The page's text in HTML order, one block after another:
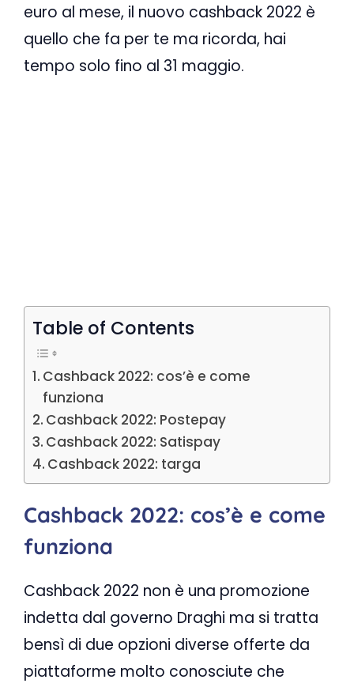
euro al mese, il nuovo cashback 2022 è
quello che fa per te ma ricorda, hai
tempo solo fino al 31 maggio.
Table of Contents
Cashback 2022: cos’è e come
funziona
Cashback 2022: Postepay
Cashback 2022: Satispay
Cashback 2022: targa
Cashback 2022: cos’è e come
funziona
Cashback 2022 non è una promozione
indetta dal governo Draghi ma si tratta
bensì di due opzioni diverse offerte da
piattaforme molto conosciute che